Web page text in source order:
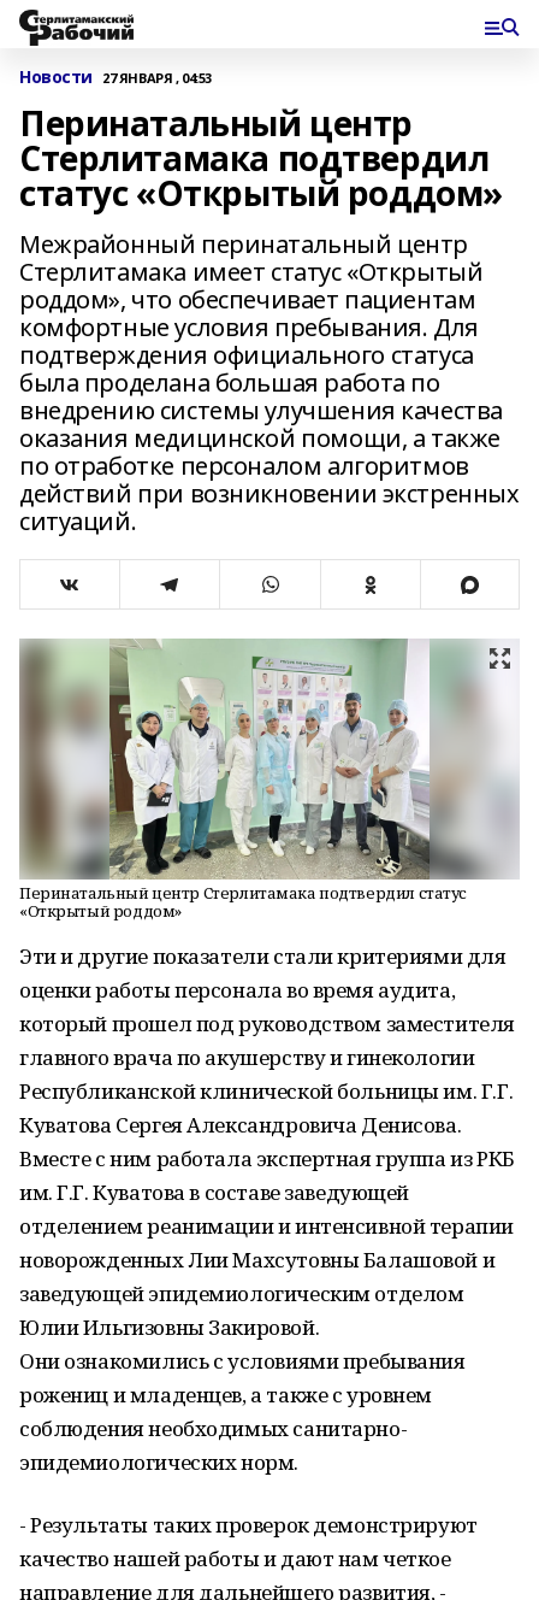
Новости 27 ЯНВАРЯ , 04:53
Перинатальный центр
Стерлитамака подтвердил
статус «Открытый роддом»
Межрайонный перинатальный центр
Стерлитамака имеет статус «Открытый
роддом», что обеспечивает пациентам
комфортные условия пребывания. Для
подтверждения официального статуса
была проделана большая работа по
внедрению системы улучшения качества
оказания медицинской помощи, а также
по отработке персоналом алгоритмов
действий при возникновении экстренных
ситуаций.
Перинатальный центр Стерлитамака подтвердил статус
«Открытый роддом»
Эти и другие показатели стали критериями для
оценки работы персонала во время аудита,
который прошел под руководством заместителя
главного врача по акушерству и гинекологии
Республиканской клинической больницы им. Г.Г.
Куватова Сергея Александровича Денисова.
Вместе с ним работала экспертная группа из РКБ
им. Г.Г. Куватова в составе заведующей
отделением реанимации и интенсивной терапии
новорожденных Лии Махсутовны Балашовой и
заведующей эпидемиологическим отделом
Юлии Ильгизовны Закировой.
Они ознакомились с условиями пребывания
рожениц и младенцев, а также с уровнем
соблюдения необходимых санитарно-
эпидемиологических норм.
- Результаты таких проверок демонстрируют
качество нашей работы и дают нам четкое
направление для дальнейшего развития, -